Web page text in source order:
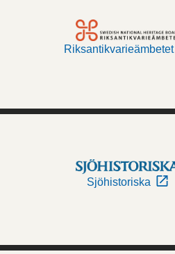
Riksantikvarieämbetet
Sjöhistoriska